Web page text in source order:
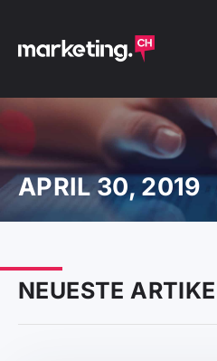
APRIL 30, 2019
NEUESTE